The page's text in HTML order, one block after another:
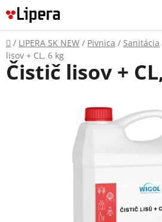
Prejsť
na
obsah
Domov
/ LIPERA SK NEW / Pivnica / Sanitácia
lisov + CL, 6 kg
Čistič lisov +